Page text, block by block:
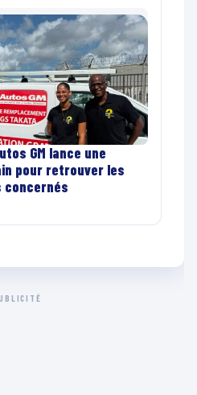
GM lance une
pour retrouver les
concernés